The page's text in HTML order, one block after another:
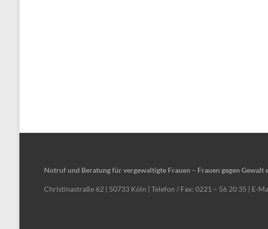
Notruf und Beratung für vergewaltigte Frauen – Frauen gegen Gewalt
Christinastraße 62 | 50733 Köln | Telefon / Fax: 0221 – 56 20 35 | E-